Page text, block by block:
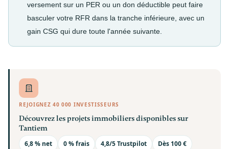
versement sur un PER ou un don déductible peut faire
basculer votre RFR dans la tranche inférieure, avec un
gain CSG qui dure toute l'année suivante.
REJOIGNEZ 40 000 INVESTISSEURS
Découvrez les projets immobiliers disponibles sur
Tantiem
6,8 % net 0 % frais 4,8/5 Trustpilot Dès 100 €